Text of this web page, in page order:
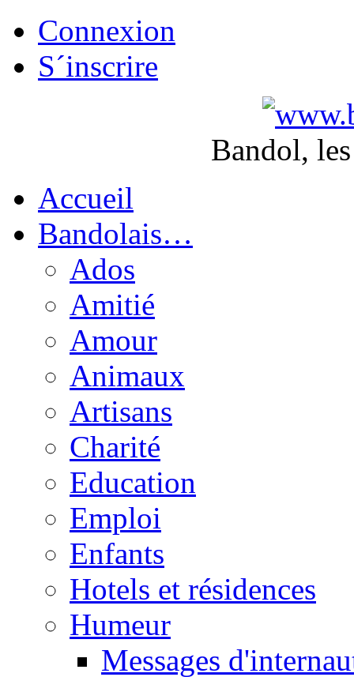
Connexion
S´inscrire
Bandol,
Accueil
Bandolais…
Ados
Amitié
Amour
Animaux
Artisans
Charité
Education
Emploi
Enfants
Hotels et résidences
Humeur
Messages